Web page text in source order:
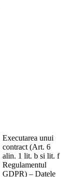
Executarea unui
contract (Art. 6
alin. 1 lit. b si lit. f
Regulamentul
GDPR) – Datele